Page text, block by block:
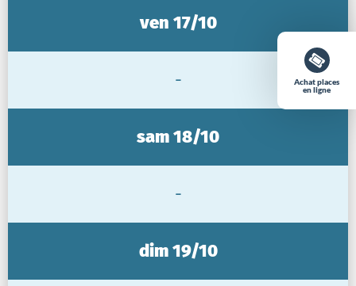
Achat places
en ligne
ven 17/10
-
sam 18/10
-
dim 19/10